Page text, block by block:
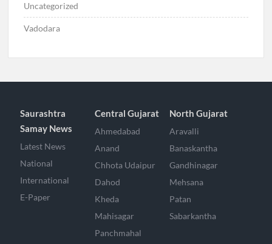
Uncategorized
Vadodara
Saurashtra
Samay News
Latest News
National
International
E-Paper
Central Gujarat
Ahmedabad
Anand
Chhota Udaipur
Dahod
Kheda
Mahisagar
Panchmahal
North Gujarat
Aravalli
Banaskantha
Gandhinagar
Mehsana
Patan
Sabarkantha